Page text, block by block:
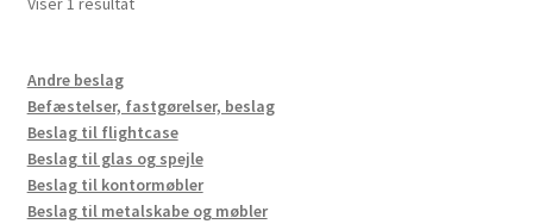
Andre beslag
Befæstelser, fastgørelser, beslag
Beslag til flightcase
Beslag til glas og spejle
Beslag til kontormøbler
Beslag til metalskabe og møbler